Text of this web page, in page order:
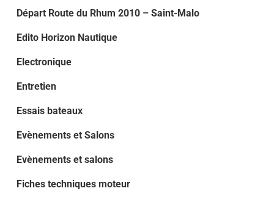
Départ Route du Rhum 2010 – Saint-Malo
Edito Horizon Nautique
Electronique
Entretien
Essais bateaux
Evènements et Salons
Evènements et salons
Fiches techniques moteur